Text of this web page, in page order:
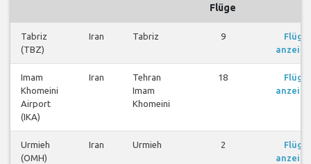
Flüge
Tabriz
(TBZ)
Iran Tabriz 9
Flüge
Imam
Khomeini
Airport
(IKA)
Iran
Tehran
Imam
Khomeini
18
Flüge
Urmieh
(OMH)
Iran Urmieh 2
Flüge